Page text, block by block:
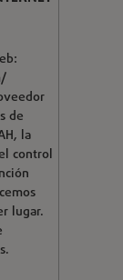
de
la
control
lugar.